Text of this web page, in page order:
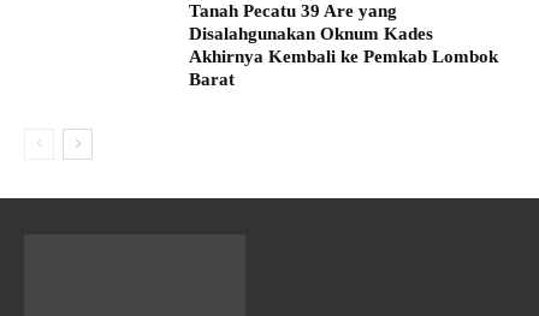
Tanah Pecatu 39 Are yang
Disalahgunakan Oknum Kades
Akhirnya Kembali ke Pemkab Lombok
Barat